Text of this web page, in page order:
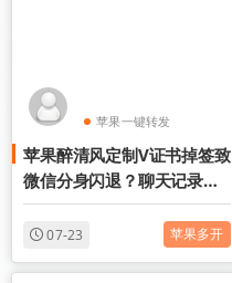
苹果一键转发
苹果TF微信多开
苹果醉清风定制V证书掉签致
微信分身闪退？聊天记录会
消失吗？手把手教你避坑指
南 07-23 苹果多开